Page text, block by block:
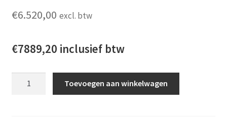
€6.520,00 excl. btw
€7889,20 inclusief btw
Toevoegen aan winkelwagen